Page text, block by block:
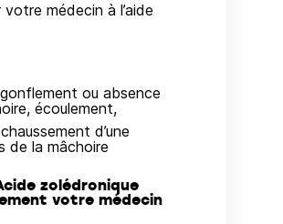
médecin à l’aide
ou absence
écoulement,
d’une
de la mâchoire
zolédronique
votre médecin